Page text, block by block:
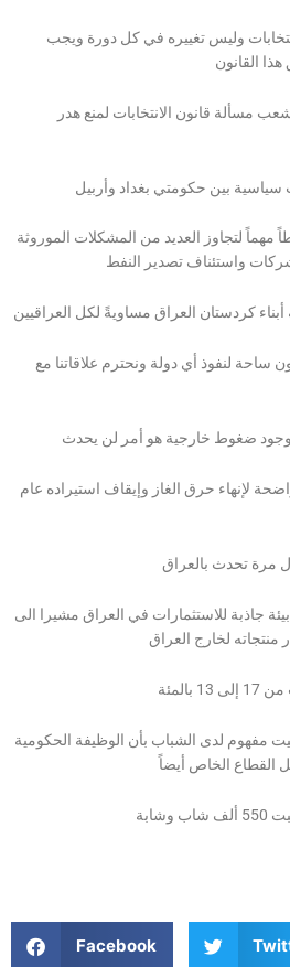
وليس تغييره في كل دورة ويجب
مسألة قانون الانتخابات لمنع هدر
مهماً لتجاوز العديد من المشكلات الموروثة
كردستان العراق مساويةً لكل العراقيين
ساحة لنفوذ أي دولة ونحترم علاقاتنا مع
لإنهاء حرق الغاز وإيقاف استيراده عام
جاذبة للاستثمارات في العراق مشيرا الى
مفهوم لدى الشباب بأن الوظيفة الحكومية
Facebook